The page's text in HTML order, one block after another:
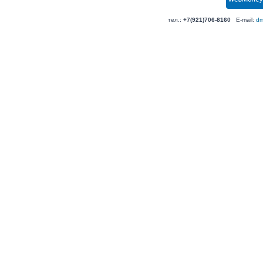
тел.: +7(921)706-8160E-mail: